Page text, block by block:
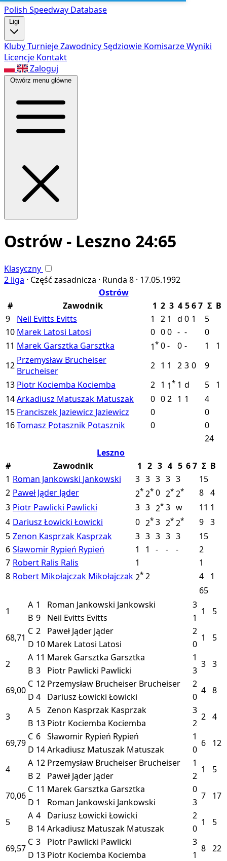
Polish Speedway Database
Ligi
KlubyTurniejeZawodnicySędziowie KomisarzeWyniki
Licencje Kontakt
Zaloguj
Otwórz menu główne
Ostrów - Leszno 24:65
Klasyczny
2 liga · Część zasadnicza · Runda 8 · 17.05.1992
Ostrów
#
Zawodnik 1 2 3 4 5 67 Σ B
9
Neil Evitts Evitts 1 2 1 d 0 1
5
10 Marek Latosi Latosi 0 00 - -
0
11 Marek Garsztka Garsztka 1* 0- 0 - 1
1
12 Przemysław Brucheiser
Brucheiser
2 1 1 2 3 0
9
13 Piotr Kociemba Kociemba 2 1 1* 1 d 5
1
14Arkadiusz Matuszak Matuszak 0 02 1 1
4
15 Franciszek Jaziewicz Jaziewicz 0
0
16Tomasz Potasznik Potasznik 0
0
24
Leszno
#
Zawodnik 1 2 3 4 5 67 Σ B
1 Roman Jankowski Jankowski 3 3 3 3 3
15
2 Paweł Jąder Jąder 2* 2* 0 2* 2* 8 4
3 Piotr Pawlicki Pawlicki 3 3 2* 3 w 11 1
4 Dariusz Łowicki Łowicki 0 2* 3 2* 2* 9 3
5 Zenon Kasprzak Kasprzak 3 3 3 3 3
15
6 Sławomir Rypień Rypień 1 1 - - -
2
7 Robert Ralis Ralis 1
1
8 Robert Mikołajczak Mikołajczak2* 2 4
1
65
1
A 1 Roman Jankowski Jankowski 3
1 5
B 9 Neil Evitts Evitts
1
68,71
C 2 Paweł Jąder Jąder 2
1 5
D 10 Marek Latosi Latosi
0
2
A 11 Marek Garsztka Garsztka 1
3 3
B 3 Piotr Pawlicki Pawlicki
3
69,00
C 12 Przemysław Brucheiser Brucheiser 2
4 8
D 4 Dariusz Łowicki Łowicki
0
3
A 5 Zenon Kasprzak Kasprzak 3
2 4
B 13 Piotr Kociemba Kociemba
2
69,79
C 6 Sławomir Rypień Rypień 1
6 12
D 14Arkadiusz Matuszak Matuszak
0
4
A 12 Przemysław Brucheiser Brucheiser 1
1 5
B 2 Paweł Jąder Jąder
2
70,06
C 11 Marek Garsztka Garsztka 0
7 17
D 1 Roman Jankowski Jankowski
3
5
A 4 Dariusz Łowicki Łowicki 2
1 5
B 14Arkadiusz Matuszak Matuszak
0
69,57
C 3 Piotr Pawlicki Pawlicki 3
8 22
D 13 Piotr Kociemba Kociemba
1